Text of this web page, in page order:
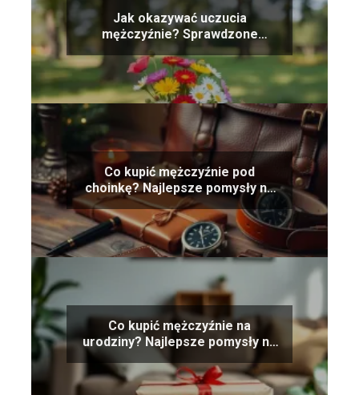
Jak okazywać uczucia
mężczyźnie? Sprawdzone
sposoby na miłość
Co kupić mężczyźnie pod
choinkę? Najlepsze pomysły na
prezent
Co kupić mężczyźnie na
urodziny? Najlepsze pomysły na
prezent